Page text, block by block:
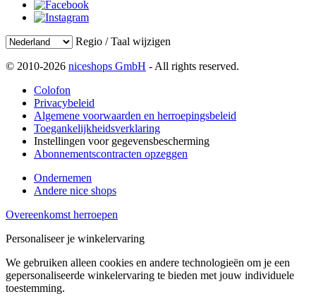
Regio / Taal wijzigen
© 2010-2026 niceshops GmbH - All rights reserved.
Colofon
Privacybeleid
Algemene voorwaarden en herroepingsbeleid
Toegankelijkheidsverklaring
Instellingen voor gegevensbescherming
Abonnementscontracten opzeggen
Ondernemen
Andere nice shops
Overeenkomst herroepen
Personaliseer je winkelervaring
We gebruiken alleen cookies en andere technologieën om je een
gepersonaliseerde winkelervaring te bieden met jouw individuele
toestemming.